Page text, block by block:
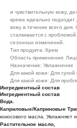
и чувствительную кожу,
крема идеально
кожу в течение всего дня.
сталкивается с
сезонных изменений.
Тип продукта: Крем
Область применения:
Назначение: Увлажнение
Для какой кожи: Для сухой
Для какой кожи: Для
Ингредиентный состав
Ингредиентный состав
Вода.
Каприловые/Каприновые
кокосового масла. Увлажняет
Растительное масло,